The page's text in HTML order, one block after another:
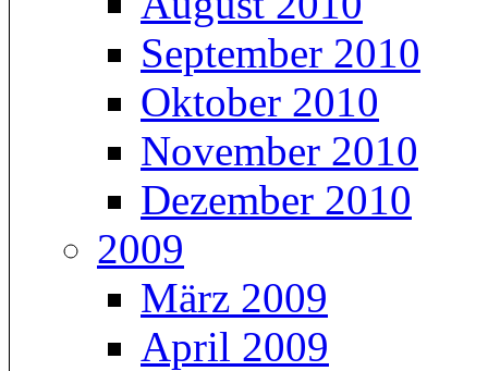
September 2010
Oktober 2010
November 2010
Dezember 2010
2009
März 2009
April 2009